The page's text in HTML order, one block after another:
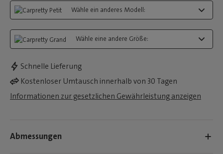
Wähle ein anderes Modell:
Wähle eine andere Größe:
Schnelle Lieferung
Kostenloser Umtausch innerhalb von 30 Tagen
Informationen zur gesetzlichen Gewährleistung anzeigen
Abmessungen